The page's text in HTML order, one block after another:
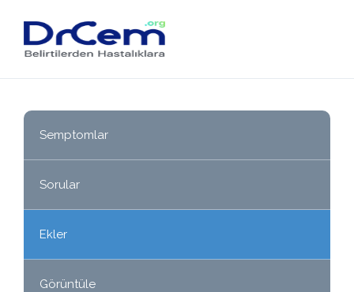
Semptomlar
Sorular
Ekler
Görüntüle